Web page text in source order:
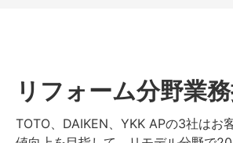
リフォーム分野業
TOTO、DAIKEN、YKK APの3社はお